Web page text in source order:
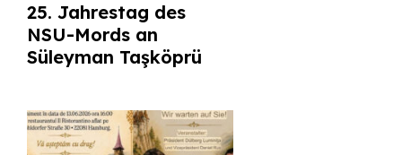
25. Jahrestag des
NSU-Mords an
Süleyman Taşköprü